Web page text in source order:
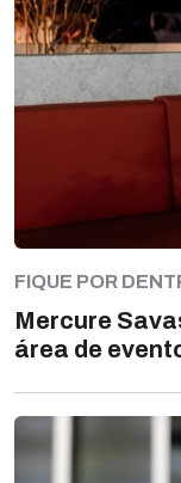
FIQUE POR
Mercure
área de